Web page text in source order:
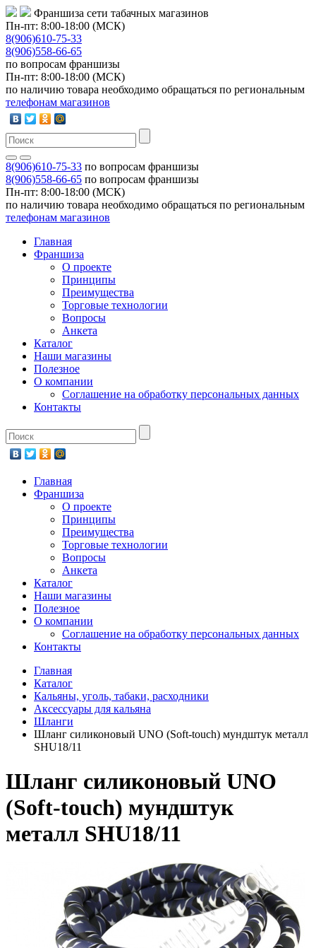
Франшиза сети табачных магазинов
Пн-пт: 8:00-18:00 (МСК)
8(906)610-75-33
8(906)558-66-65
по вопросам франшизы
Пн-пт: 8:00-18:00 (МСК)
по наличию товара необходимо обращаться по региональным
телефонам магазинов
8(906)610-75-33 по вопросам франшизы
8(906)558-66-65 по вопросам франшизы
Пн-пт: 8:00-18:00 (МСК)
по наличию товара необходимо обращаться по региональным
телефонам магазинов
Главная
Франшиза
О проекте
Принципы
Преимущества
Торговые технологии
Вопросы
Анкета
Каталог
Наши магазины
Полезное
О компании
Соглашение на обработку персональных данных
Контакты
Главная
Франшиза
О проекте
Принципы
Преимущества
Торговые технологии
Вопросы
Анкета
Каталог
Наши магазины
Полезное
О компании
Соглашение на обработку персональных данных
Контакты
Главная
Каталог
Кальяны, уголь, табаки, расходники
Аксессуары для кальяна
Шланги
Шланг силиконовый UNO (Soft-touch) мундштук металл
SHU18/11
Шланг силиконовый UNO
(Soft-touch) мундштук
металл SHU18/11